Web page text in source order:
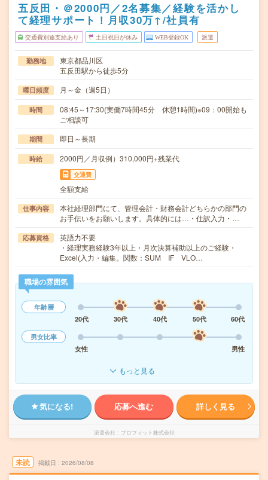
五反田・＠2000円／2名募集／経験を活かし
て経理サポート！月収30万↑/社員有
交通費別途支給あり 土日祝日が休み WEB登録OK 派遣
勤務地
東京都品川区
五反田駅から徒歩5分
曜日頻度 月～金（週5日）
時間
08:45～17:30(実働7時間45分 休憩1時間)※09：00開始も
ご相談可
期間 即日～長期
時給 2000円／月収例）310,000円+残業代
交通費
全額支給
仕事内容
本社経理部門にて、管理会計・財務会計どちらかの部門の
お手伝いをお願いします。具体的には…・仕訳入力・…
応募資格
英語力不要
・経理実務経験3年以上・月次決算補助以上のご経験・
Excel(入力・編集。関数：SUM IF VLO…
職場の雰囲気
年齢層
20代
30代 40代 50代
60代
男女比率
女性
男性
もっと見る
気になる! 応募へ進む 詳しく見る
派遣会社 プロフィット株式会社
未読 掲載日 2026/08/08